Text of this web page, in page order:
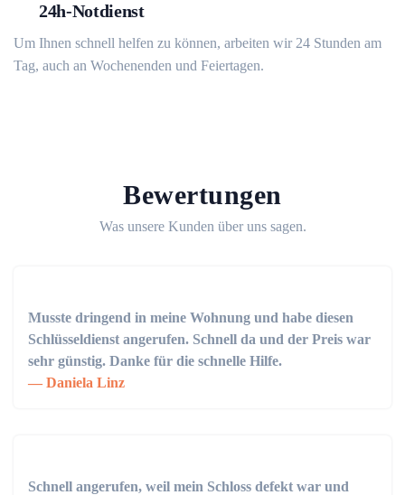
24h-Notdienst
Um Ihnen schnell helfen zu können, arbeiten wir 24 Stunden am
Tag, auch an Wochenenden und Feiertagen.
Bewertungen
Was unsere Kunden über uns sagen.
Musste dringend in meine Wohnung und habe diesen
Schlüsseldienst angerufen. Schnell da und der Preis war
sehr günstig. Danke für die schnelle Hilfe.
Daniela Linz
Schnell angerufen, weil mein Schloss defekt war und